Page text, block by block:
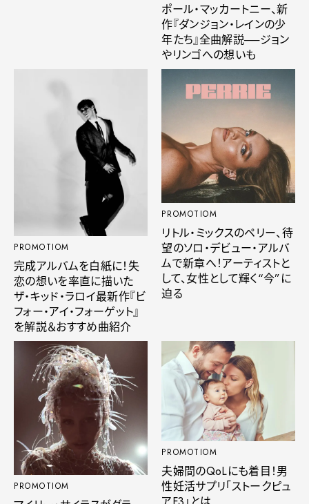
ポール・マッカートニー、新
作『ダンジョン・レインの少
年たち』全曲解説──ジョン
やリンゴへの想いも
PROMOTIOM
完成アルバムを白紙に！失
恋の想いを率直に描いた
ザ・キッド・ラロイ最新作『ビ
フォー・アイ・フォーゲット』
を解説＆おすすめ曲紹介
PROMOTIOM
リトル・ミックスのペリー、待
望のソロ・デビュー・アルバ
ムで新章へ！アーティストと
して、女性として輝く“今”に
迫る
PROMOTIOM
PROMOTIOM
夫婦間のQoLにも着目！男
性妊活サプリ「ストークピュ